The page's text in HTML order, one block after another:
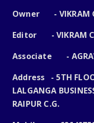
Owner - VIKRAM
Editor - VIKRAM
Associate -
Address - 5TH
LALGANGA
RAIPUR C.G.